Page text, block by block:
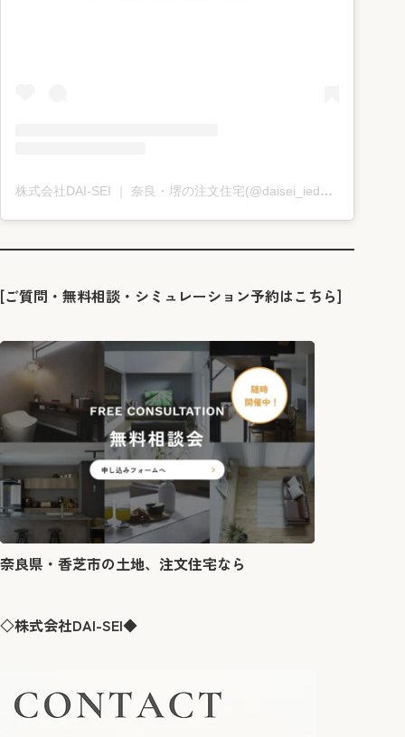
株式会社DAI-SEI ｜ 奈良・堺の注文住宅(@daisei_iedukuri)がシェアした投稿
[ご質問・無料相談・シミュレーション予約はこちら]
奈良県・香芝市の土地、注文住宅なら
◇株式会社DAI-SEI◆